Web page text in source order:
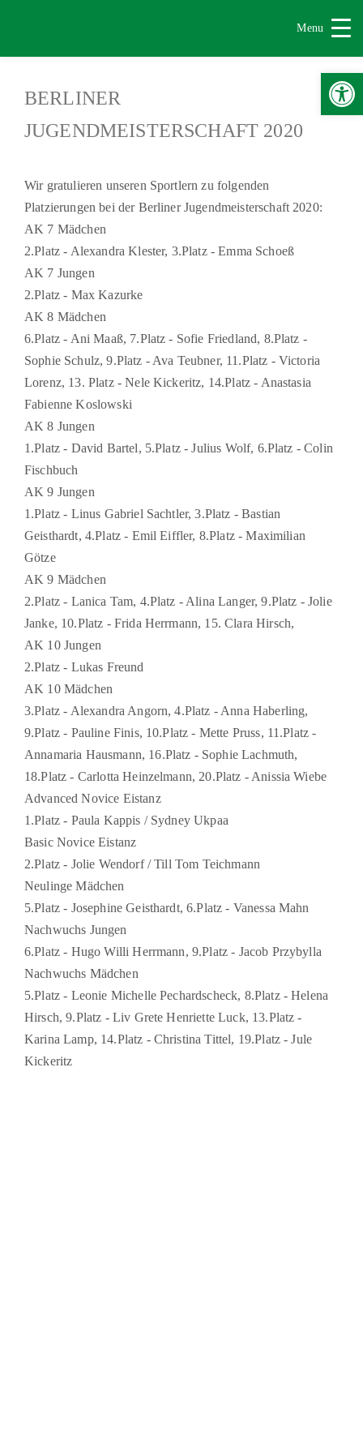
Menu
BERLINER
JUGENDMEISTERSCHAFT 2020
Wir gratulieren unseren Sportlern zu folgenden
Platzierungen bei der Berliner Jugendmeisterschaft 2020:
AK 7 Mädchen
2.Platz - Alexandra Klester, 3.Platz - Emma Schoeß
AK 7 Jungen
2.Platz - Max Kazurke
AK 8 Mädchen
6.Platz - Ani Maaß, 7.Platz - Sofie Friedland, 8.Platz -
Sophie Schulz, 9.Platz - Ava Teubner, 11.Platz - Victoria
Lorenz, 13. Platz - Nele Kickeritz, 14.Platz - Anastasia
Fabienne Koslowski
AK 8 Jungen
1.Platz - David Bartel, 5.Platz - Julius Wolf, 6.Platz - Colin
Fischbuch
AK 9 Jungen
1.Platz - Linus Gabriel Sachtler, 3.Platz - Bastian
Geisthardt, 4.Platz - Emil Eiffler, 8.Platz - Maximilian
Götze
AK 9 Mädchen
2.Platz - Lanica Tam, 4.Platz - Alina Langer, 9.Platz - Jolie
Janke, 10.Platz - Frida Herrmann, 15. Clara Hirsch,
AK 10 Jungen
2.Platz - Lukas Freund
AK 10 Mädchen
3.Platz - Alexandra Angorn, 4.Platz - Anna Haberling,
9.Platz - Pauline Finis, 10.Platz - Mette Pruss, 11.Platz -
Annamaria Hausmann, 16.Platz - Sophie Lachmuth,
18.Platz - Carlotta Heinzelmann, 20.Platz - Anissia Wiebe
Advanced Novice Eistanz
1.Platz - Paula Kappis / Sydney Ukpaa
Basic Novice Eistanz
2.Platz - Jolie Wendorf / Till Tom Teichmann
Neulinge Mädchen
5.Platz - Josephine Geisthardt, 6.Platz - Vanessa Mahn
Nachwuchs Jungen
6.Platz - Hugo Willi Herrmann, 9.Platz - Jacob Przybylla
Nachwuchs Mädchen
5.Platz - Leonie Michelle Pechardscheck, 8.Platz - Helena
Hirsch, 9.Platz - Liv Grete Henriette Luck, 13.Platz -
Karina Lamp, 14.Platz - Christina Tittel, 19.Platz - Jule
Kickeritz